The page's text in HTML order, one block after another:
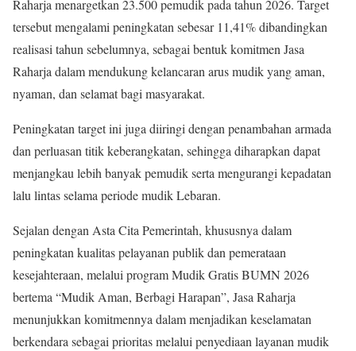
Raharja menargetkan 23.500 pemudik pada tahun 2026. Target
tersebut mengalami peningkatan sebesar 11,41% dibandingkan
realisasi tahun sebelumnya, sebagai bentuk komitmen Jasa
Raharja dalam mendukung kelancaran arus mudik yang aman,
nyaman, dan selamat bagi masyarakat.
Peningkatan target ini juga diiringi dengan penambahan armada
dan perluasan titik keberangkatan, sehingga diharapkan dapat
menjangkau lebih banyak pemudik serta mengurangi kepadatan
lalu lintas selama periode mudik Lebaran.
Sejalan dengan Asta Cita Pemerintah, khususnya dalam
peningkatan kualitas pelayanan publik dan pemerataan
kesejahteraan, melalui program Mudik Gratis BUMN 2026
bertema “Mudik Aman, Berbagi Harapan”, Jasa Raharja
menunjukkan komitmennya dalam menjadikan keselamatan
berkendara sebagai prioritas melalui penyediaan layanan mudik